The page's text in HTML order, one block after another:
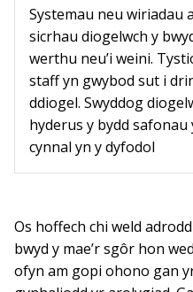
Systemau neu wiriadau
sicrhau diogelwch y
werthu neu’i weini.
staff yn gwybod sut i
ddiogel. Swyddog
hyderus y bydd safonau
cynnal yn y dyfodol
Os hoffech chi weld
bwyd y mae’r sgôr hon
ofyn am gopi ohono gan